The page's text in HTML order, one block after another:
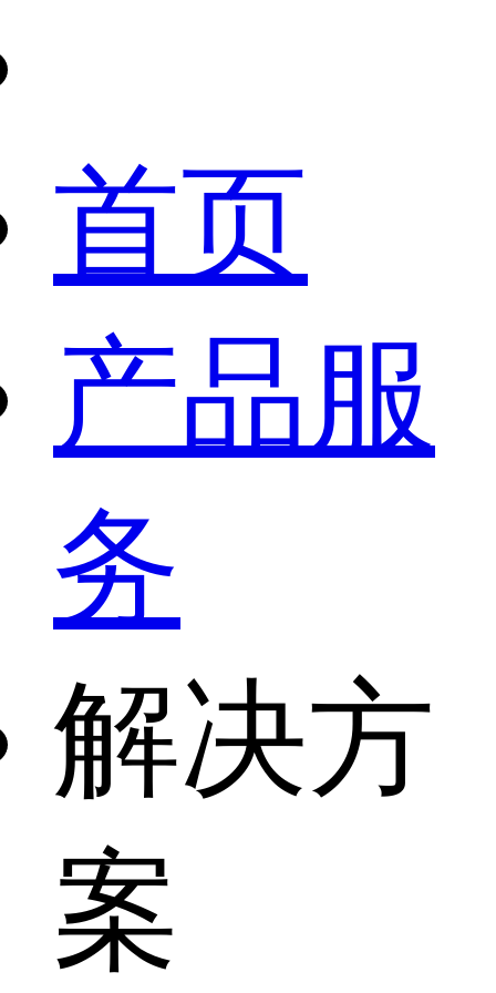
首页
产品服
务
解决方
案